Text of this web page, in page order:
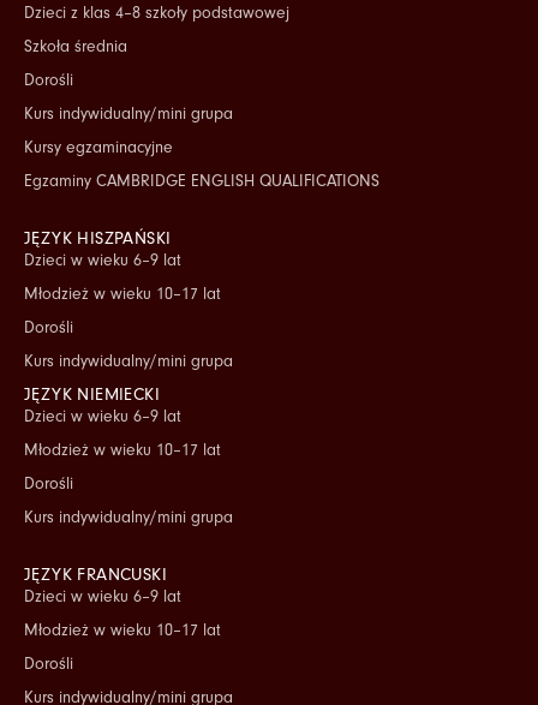
Dzieci z klas 4–8 szkoły podstawowej
Szkoła średnia
Dorośli
Kurs indywidualny/mini grupa
Kursy egzaminacyjne
Egzaminy CAMBRIDGE ENGLISH QUALIFICATIONS
JĘZYK HISZPAŃSKI
Dzieci w wieku 6–9 lat
Młodzież w wieku 10–17 lat
Dorośli
Kurs indywidualny/mini grupa
JĘZYK NIEMIECKI
Dzieci w wieku 6–9 lat
Młodzież w wieku 10–17 lat
Dorośli
Kurs indywidualny/mini grupa
JĘZYK FRANCUSKI
Dzieci w wieku 6–9 lat
Młodzież w wieku 10–17 lat
Dorośli
Kurs indywidualny/mini grupa